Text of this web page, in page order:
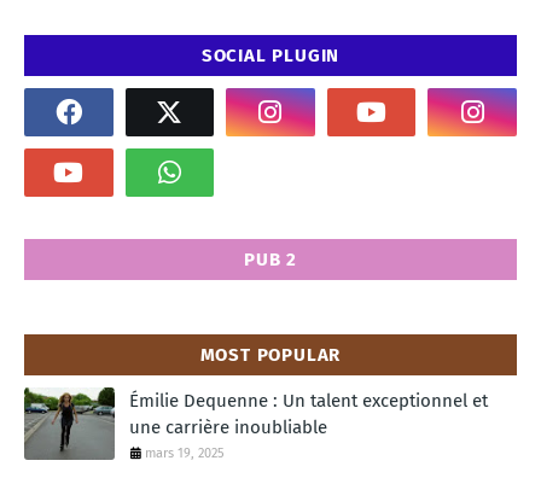
SOCIAL PLUGIN
PUB 2
MOST POPULAR
Émilie Dequenne : Un talent exceptionnel et
une carrière inoubliable
mars 19, 2025